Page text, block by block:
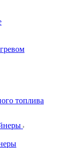
топлива